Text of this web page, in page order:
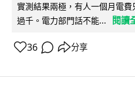
實測結果兩極，有人一個月電
過千。電力部門話不能...
閱讀
36 分享